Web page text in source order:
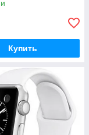
Купить